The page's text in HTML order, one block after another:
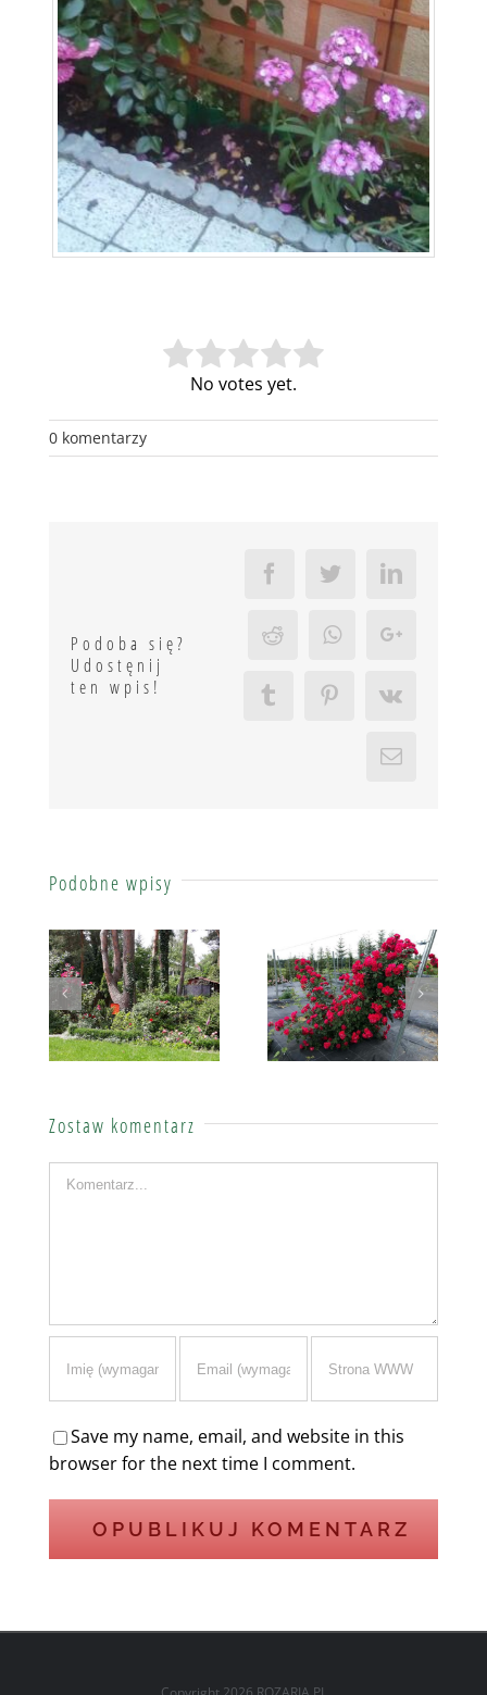
No votes yet.
0 komentarzy
Podoba się?
Udostęnij
ten wpis!
FacebookTwitterLinkedIn
RedditWhatsappGoogle+
Tumblr PinterestVk
Email
Podobne wpisy
Zostaw komentarz
Komentarz
Save my name, email, and website in this
browser for the next time I comment.